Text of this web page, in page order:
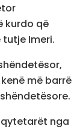
kurdo që
tutje Imeri.
më barrë
nga